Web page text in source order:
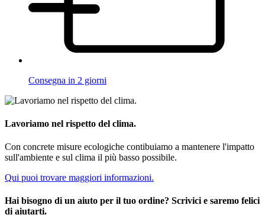
Consegna in 2 giorni
Lavoriamo nel rispetto del clima.
Con concrete misure ecologiche contibuiamo a mantenere l'impatto
sull'ambiente e sul clima il più basso possibile.
Qui puoi trovare maggiori informazioni.
Hai bisogno di un aiuto per il tuo ordine? Scrivici e saremo felici
di aiutarti.